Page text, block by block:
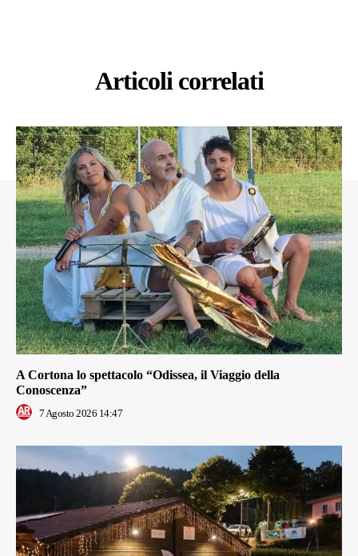
Articoli correlati
A Cortona lo spettacolo “Odissea, il Viaggio della
Conoscenza”
7 Agosto 2026 14:47